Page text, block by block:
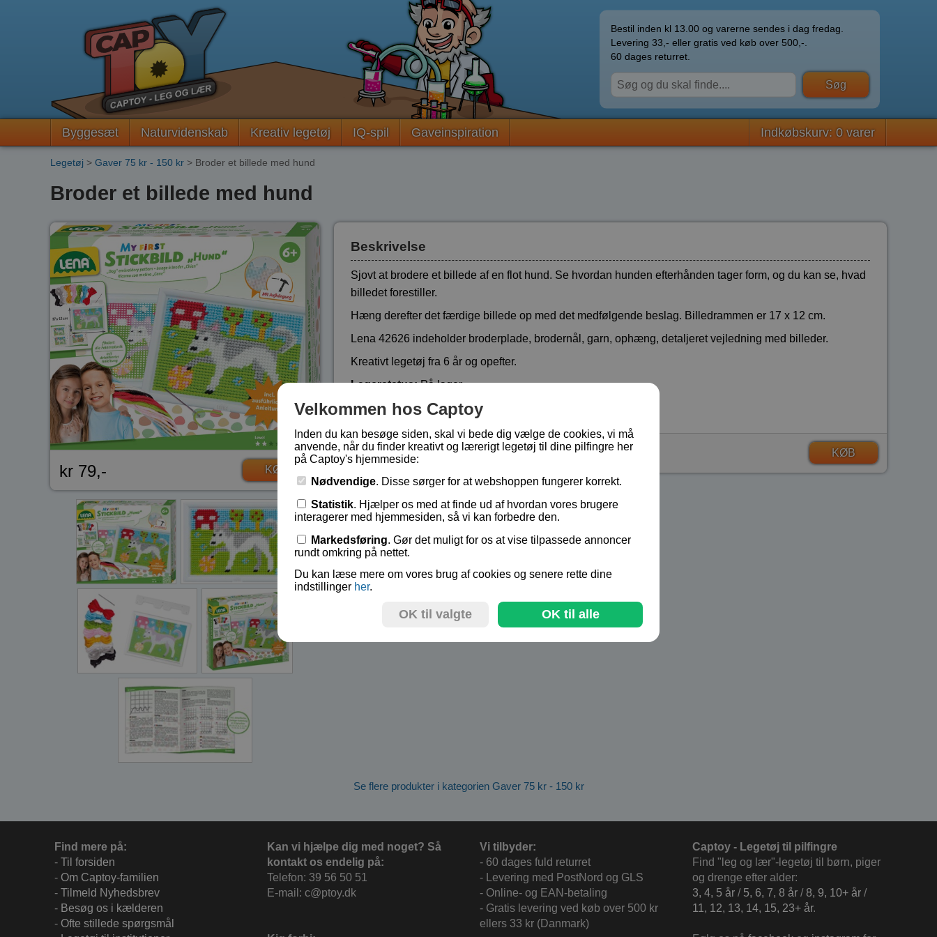
Bestil inden kl 13.00 og varerne sendes i dag fredag.
Levering 33,- eller gratis ved køb over 500,-.
60 dages returret.
Byggesæt Naturvidenskab Kreativ legetøj IQ-spil Gaveinspiration Indkøbskurv: 0 varer
Legetøj > Gaver 75 kr - 150 kr > Broder et billede med hund
Broder et billede med hund
kr 79,- KØB
Beskrivelse
Sjovt at brodere et billede af en flot hund. Se hvordan hunden efterhånden tager form, og du kan se, hvad
billedet forestiller.
Hæng derefter det færdige billede op med det medfølgende beslag. Billedrammen er 17 x 12 cm.
Lena 42626 indeholder broderplade, brodernål, garn, ophæng, detaljeret vejledning med billeder.
Kreativt legetøj fra 6 år og opefter.
Lagerstatus:På lager
Vare nr.:LE-42626
kr 79,- KØB
Se flere produkter i kategorien Gaver 75 kr - 150 kr
Find mere på:
- Til forsiden
- Om Captoy-familien
- Tilmeld Nyhedsbrev
- Besøg os i kælderen
- Ofte stillede spørgsmål
Kan vi hjælpe dig med noget? Så
kontakt os endelig på:
Telefon: 39 56 50 51
E-mail: c@ptoy.dk
Vi tilbyder:
- 60 dages fuld returret
- Levering med PostNord og GLS
- Online- og EAN-betaling
- Gratis levering ved køb over 500 kr
ellers 33 kr (Danmark)
Captoy - Legetøj til pilfingre
Find "leg og lær"-legetøj til børn, piger
og drenge efter alder:
3, 4, 5 år / 5, 6, 7, 8 år /8, 9, 10+ år /
11, 12, 13, 14, 15, 23+ år.
Velkommen hos Captoy
Inden du kan besøge siden, skal vi bede dig vælge de cookies, vi må
anvende, når du finder kreativt og lærerigt legetøj til dine pilfingre her
på Captoy's hjemmeside:
Nødvendige. Disse sørger for at webshoppen fungerer korrekt.
Statistik. Hjælper os med at finde ud af hvordan vores brugere
interagerer med hjemmesiden, så vi kan forbedre den.
Markedsføring. Gør det muligt for os at vise tilpassede annoncer
rundt omkring på nettet.
Du kan læse mere om vores brug af cookies og senere rette dine
indstillinger her.
OK til valgte OK til alle